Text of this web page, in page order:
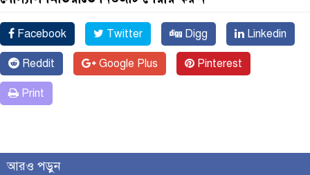
Facebook Twitter Digg Linkedin
Reddit Google Plus Pinterest
Print
আরও পড়ুন